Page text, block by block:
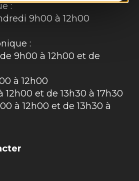
:
9h00 à 12h00
:
9h00 à 12h00 et de
à 12h00
et de 13h30 à 17h30
à 12h00 et de 13h30 à